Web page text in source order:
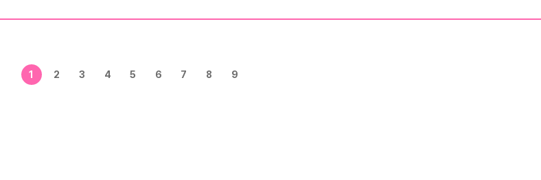
1 2 3 4 5 6 7 8 9